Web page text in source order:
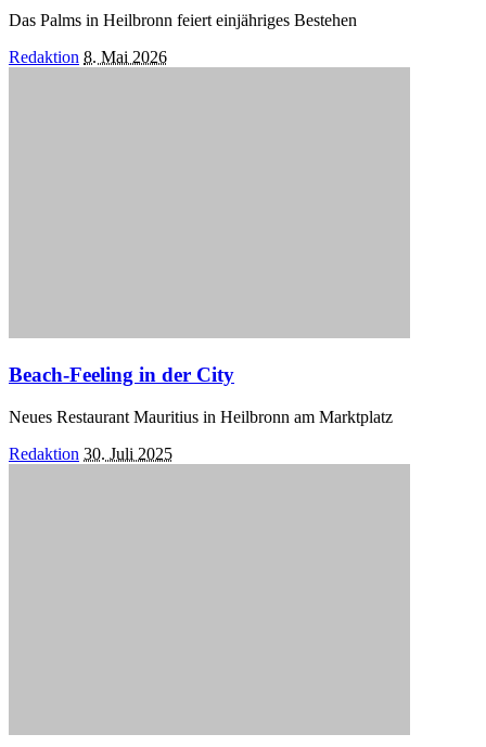
Das Palms in Heilbronn feiert einjähriges Bestehen
Posted
Redaktion 8. Mai 2026
Beach-Feeling in der City
Neues Restaurant Mauritius in Heilbronn am Marktplatz
Posted
Redaktion 30. Juli 2025